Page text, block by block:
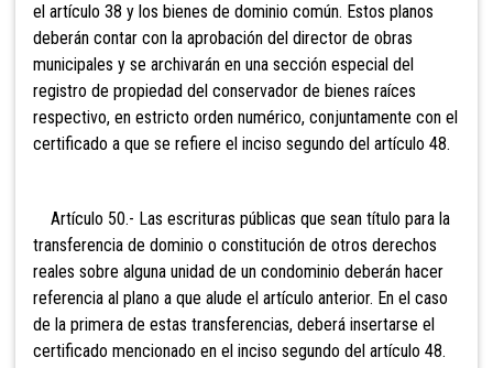
el artículo 38 y los bienes de dominio común. Estos planos
deberán contar con la aprobación del director de obras
municipales y se archivarán en una sección especial del
registro de propiedad del conservador de bienes raíces
respectivo, en estricto orden numérico, conjuntamente con el
certificado a que se refiere el inciso segundo del artículo 48.
Artículo 50.- Las escrituras públicas que sean título para la
transferencia de dominio o constitución de otros derechos
reales sobre alguna unidad de un condominio deberán hacer
referencia al plano a que alude el artículo anterior. En el caso
de la primera de estas transferencias, deberá insertarse el
certificado mencionado en el inciso segundo del artículo 48.